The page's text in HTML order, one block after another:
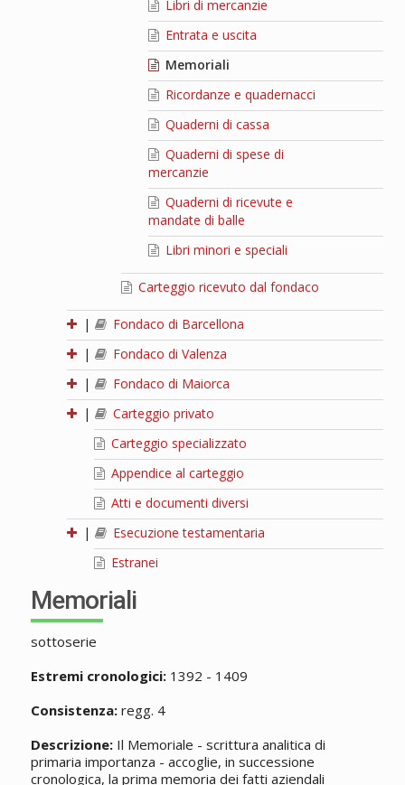
Libri di mercanzie
Entrata e uscita
Memoriali
Ricordanze e quadernacci
Quaderni di cassa
Quaderni di spese di
mercanzie
Quaderni di ricevute e
mandate di balle
Libri minori e speciali
Carteggio ricevuto dal fondaco
|
Fondaco di Barcellona
|
Fondaco di Valenza
|
Fondaco di Maiorca
|
Carteggio privato
Carteggio specializzato
Appendice al carteggio
Atti e documenti diversi
|
Esecuzione testamentaria
Estranei
Memoriali
sottoserie
Estremi cronologici:1392 - 1409
Consistenza:regg. 4
Descrizione:Il Memoriale - scrittura analitica di
primaria importanza - accoglie, in successione
cronologica, la prima memoria dei fatti aziendali